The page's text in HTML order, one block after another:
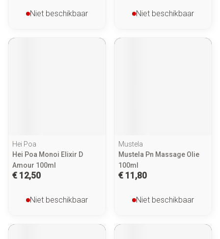
Niet beschikbaar Niet beschikbaar
Hei Poa
Hei Poa Monoi Elixir D
Amour 100ml
€ 12,50
Niet beschikbaar
Mustela
Mustela Pn Massage Olie
100ml
€ 11,80
Niet beschikbaar